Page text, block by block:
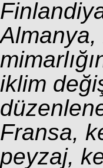
iklim
Fransa,
peyzaj,